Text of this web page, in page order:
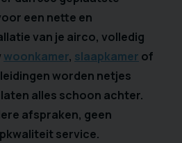
een nette en
van je airco, volledig
woonkamer, slaapkamer of
worden netjes
alles schoon achter.
afspraken, geen
service.